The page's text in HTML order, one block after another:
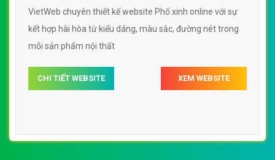
VietWeb chuyên thiết kế website Phố xinh online với sự
kết hợp hài hòa từ kiểu dáng, màu sắc, đường nét trong
mỗi sản phẩm nội thất
CHI TIẾT WEBSITE XEM WEBSITE